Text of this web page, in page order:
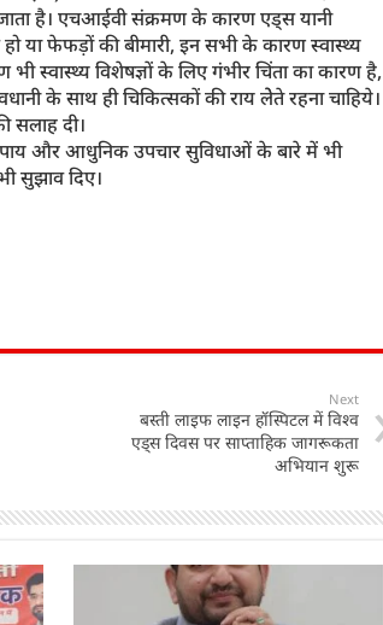
है। एचआईवी संक्रमण के कारण एड्स यानी
हो या फेफड़ों की बीमारी, इन सभी के कारण स्वास्थ्य
स्वास्थ्य विशेषज्ञों के लिए गंभीर चिंता का कारण है,
के साथ ही चिकित्सकों की राय लेेते रहना चाहिये।
सलाह दी।
और आधुनिक उपचार सुविधाओं के बारे में भी
सुझाव दिए।
Next
बस्ती लाइफ लाइन हॉस्पिटल में विश्व
एड्स दिवस पर साप्ताहिक जागरूकता
अभियान शुरू